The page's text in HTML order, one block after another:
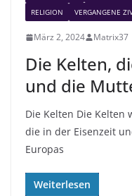
RELIGION
VERGANGENE
März 2, 2024 Matrix37
Die Kelten,
und die
Die Kelten Die Kelten
die in der Eisenzeit
Europas
Weiterlesen